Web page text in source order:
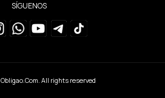
SÍGUENOS
Obligao.Com. All rights reserved